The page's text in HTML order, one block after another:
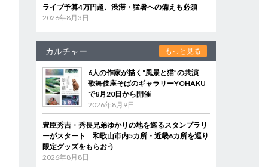
ライブ予算4万円超、渋滞・猛暑への備えも必須
2026年8月3日
カルチャー もっと見る
6人の作家が描く“風景と猫”の共演
歌舞伎座そばのギャラリーYOHAKU
で8月20日から開催
2026年8月9日
豊臣秀吉・秀長兄弟ゆかりの地を巡るスタンプラリ
ーがスタート 和歌山市内5カ所・近畿6カ所を巡り
限定グッズをもらおう
2026年8月8日